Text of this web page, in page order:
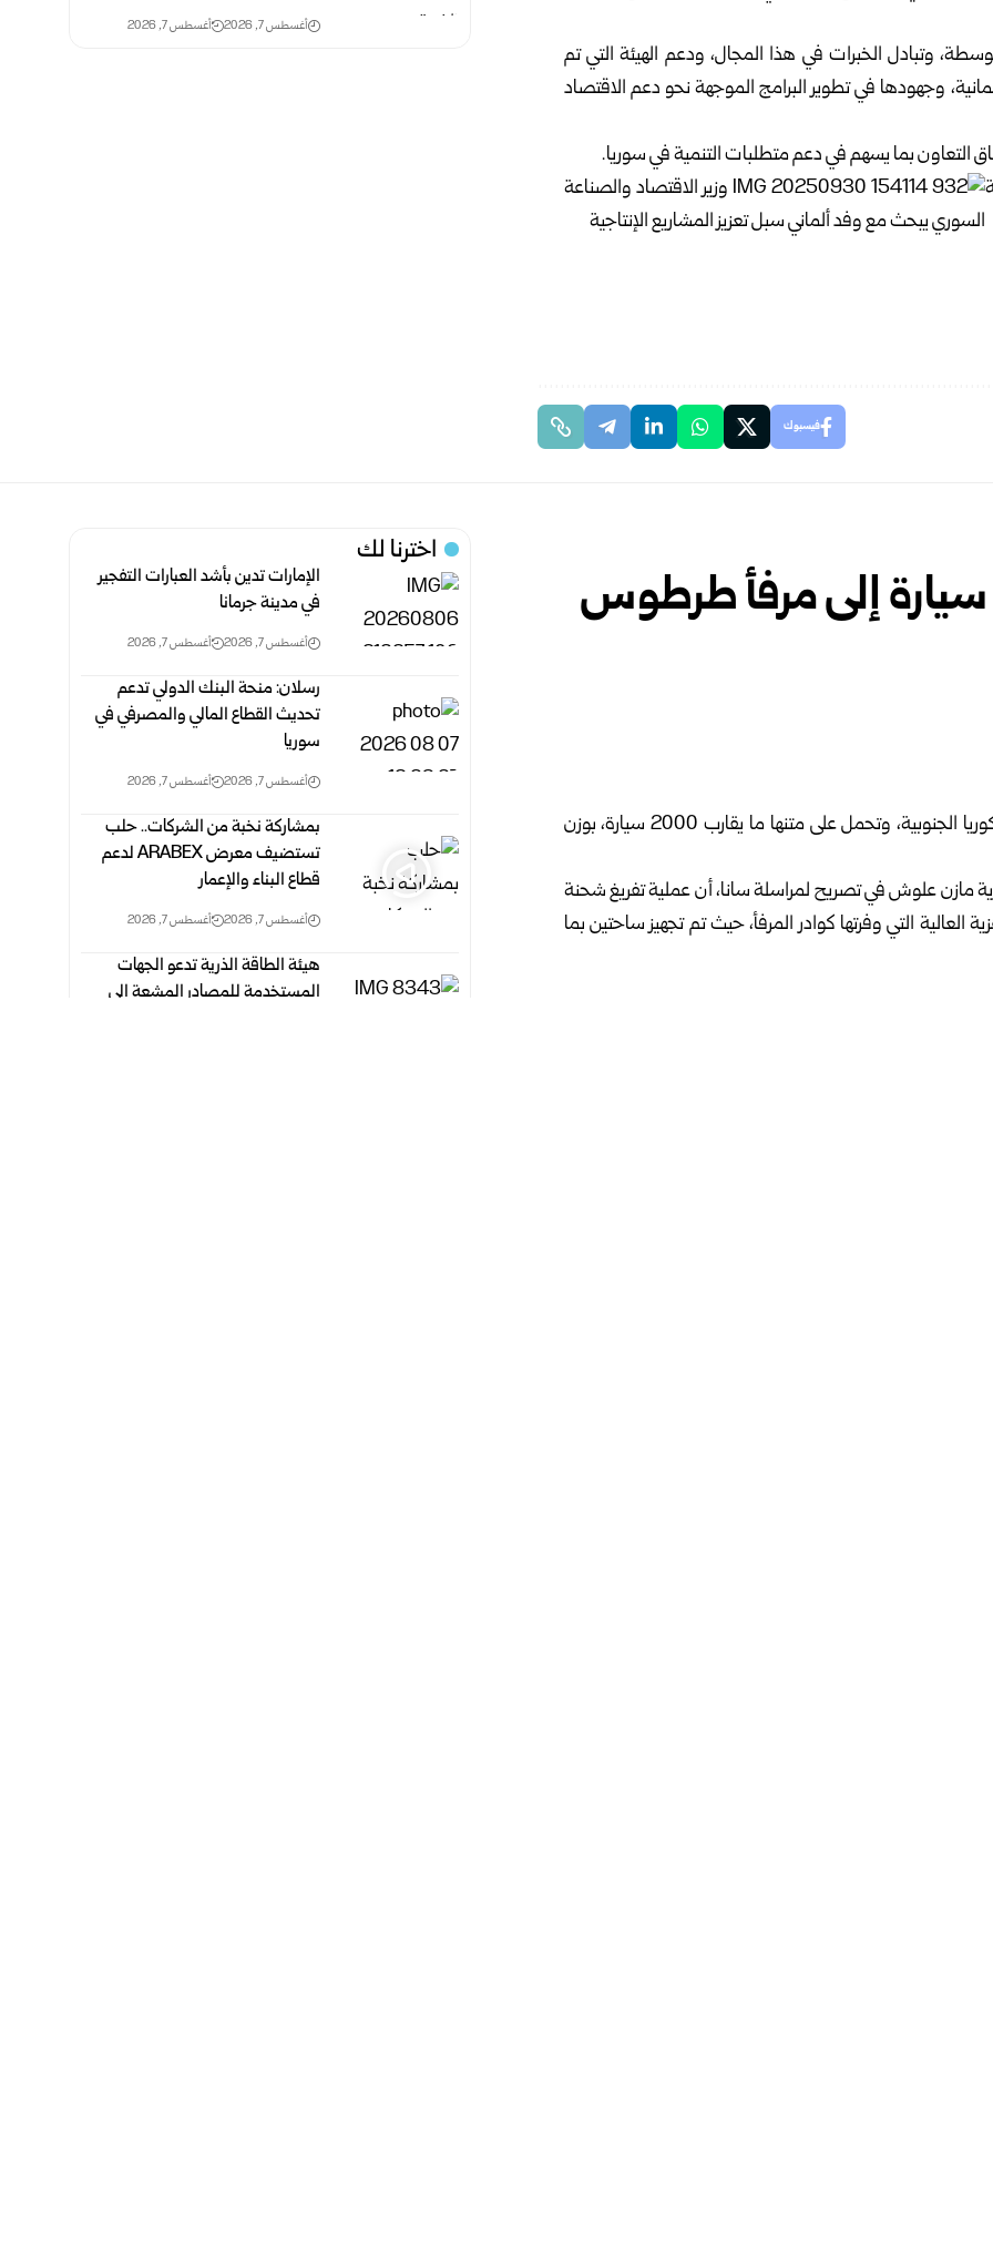
وتبادل الخبرات في هذا المجال، ودعم الهيئة التي تم
وجهودها في تطوير البرامج الموجهة نحو دعم الاقتصاد
بما يسهم في دعم متطلبات التنمية في سوريا.
فيسبوك
أغسطس 7, 2026 أغسطس 7, 2026
وصلت إلى مرفأ طرطوس اليوم الباخرة Young Shin من كوريا الجنوبية، وتحمل على متنها ما يقارب 2000 سيارة، بوزن
مازن علوش في تصريح لمراسلة سانا، أن عملية تفريغ شحنة
الجاهزية العالية التي وفرتها كوادر المرفأ، حيث تم تجهيز ساحتين بما
اخترنا لك
الإمارات تدين بأشد العبارات التفجير
في مدينة جرمانا
أغسطس 7, 2026 أغسطس 7, 2026
رسلان: منحة البنك الدولي تدعم
تحديث القطاع المالي والمصرفي في
سوريا
أغسطس 7, 2026 أغسطس 7, 2026
بمشاركة نخبة من الشركات.. حلب
تستضيف معرض ARABEX لدعم
قطاع البناء والإعمار
أغسطس 7, 2026 أغسطس 7, 2026
هيئة الطاقة الذرية تدعو الجهات
المستخدمة للمصادر المشعة إلى